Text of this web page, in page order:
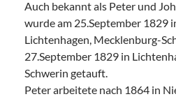
Auch bekannt als Peter und
wurde am 25.September 1829
Lichtenhagen, Mecklenburg-
27.September 1829 in
Schwerin getauft.
Peter arbeitete nach 1864 in